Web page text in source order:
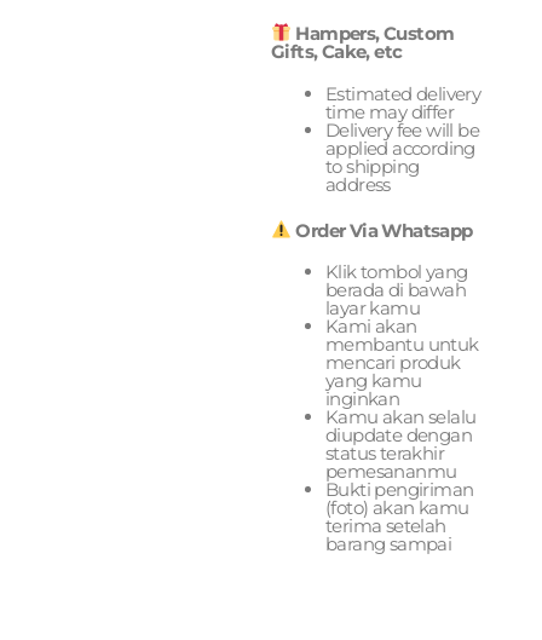
Hampers, Custom
Gifts, Cake, etc
Estimated delivery
time may differ
Delivery fee will be
applied according
to shipping
address
Order Via Whatsapp
Klik tombol yang
berada di bawah
layar kamu
Kami akan
membantu untuk
mencari produk
yang kamu
inginkan
Kamu akan selalu
diupdate dengan
status terakhir
pemesananmu
Bukti pengiriman
(foto) akan kamu
terima setelah
barang sampai